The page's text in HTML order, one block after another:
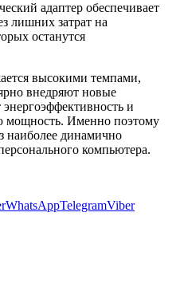
адаптер обеспечивает
лишних затрат на
останутся
высокими темпами,
внедряют новые
и
мощность. Именно поэтому
наиболее динамично
компьютера.
WhatsAppTelegramViber